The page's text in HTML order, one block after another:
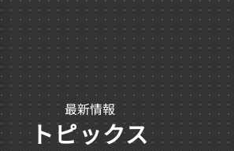
最新情報
トピックス